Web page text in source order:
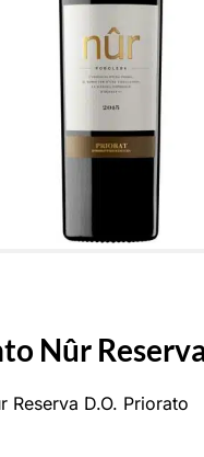
Nûr
Reserva D.O. Priorato